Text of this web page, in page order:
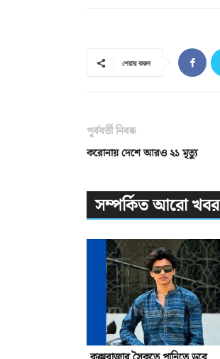
শেয়ার করুন
পূর্ববর্তী নিবন্ধ
করোনায় দেশে আরও ২১ মৃত্যু
সম্পর্কিত আরো খবর